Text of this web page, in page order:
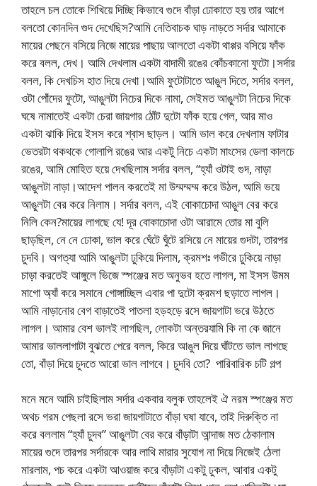
তাহলে চল তোকে শিখিয়ে দিচ্ছি কিভাবে গুদে বাঁড়া ঢোকাতে হয় তার আগে
বলতো কোনদিন গুদ দেখেছিস?আমি নেতিবাচক ঘাড় নাড়তে সর্দার আমাকে
মায়ের পেছনে বসিয়ে নিজে মায়ের পাছায় আলতো একটা থাপ্পর বসিয়ে ফাঁক
করে বলল, দেখ। আমি দেখলাম একটা বাদামী রঙের কোঁচকানো ফুটো।সর্দার
বলল, কি দেখচিস হাত দিয়ে দেখা।আমি ফুটোটাতে আঙুল দিতে, সর্দার বলল,
ওটা পোঁদের ফুটো, আঙুলটা নিচের দিকে নামা, সেইমত আঙুলটা নিচের দিকে
ঘষে নামাতেই একটা চেরা জায়গার ঠোঁট দুটো ফাঁক হয়ে গেল, আর মাও
একটা ঝাকি দিয়ে ইসস করে শ্বাস ছাড়ল। আমি ভাল করে দেখলাম ফাটার
ভেতরটা থকথকে গোলাপি রঙের আর একটু নিচে একটা মাংসের ডেলা কালচে
রঙের, আমি মোহিত হয়ে দেখছিলাম সর্দার বলল, “হ্যাঁ ওটাই গুদ, নাড়া
আঙুলটা নাড়া।আদেশ পালন করতেই মা উম্মম্মম্ম করে উঠল, আমি ভয়ে
আঙুলটা বের করে নিলাম। সর্দার বলল, এই বোকাচোদা আঙুল বের করে
নিলি কেন?মায়ের লাগছে যে! দূর বোকাচোদা ওটা আরামে তোর মা বুলি
ছাড়ছিল, নে নে ঢোকা, ভাল করে ঘেঁটে ঘুঁটে রসিয়ে নে মায়ের গুদটা, তারপর
চুদবি। অগত্যা আমি আঙুলটা ঢুকিয়ে দিলাম, ক্রমশঃ গভীরে ঢুকিয়ে নাড়া
চাড়া করতেই আঙ্গুলে ভিজে স্পঞ্জের মত অনুভব হতে লাগল, মা ইসস উমম
মাগো অ্যাঁ করে সমানে গোঙ্গাচ্ছিল এবার পা দুটো ক্রমশ ছড়াতে লাগল।
আমি নাড়ানোর বেগ বাড়াতেই পাতলা হড়হড়ে রসে জায়গাটা ভরে উঠতে
লাগল। আমার বেশ ভালই লাগছিল, লোকটা অন্তরযামি কি না কে জানে
আমার ভাললাগাটা বুঝতে পেরে বলল, কিরে আঙুল দিয়ে ঘাঁটতে ভাল লাগছে
তো, বাঁড়া দিয়ে চুদতে আরো ভাল লাগবে। চুদবি তো? পারিবারিক চটি গল্প
মনে মনে আমি চাইছিলাম সর্দার একবার বলুক তাহলেই ঐ নরম স্পঞ্জের মত
অথচ গরম পেছলা রসে ভরা জায়গাটাতে বাঁড়া ঘষা যাবে, তাই দিরুক্তি না
করে বললাম “হ্যাঁ চুদব” আঙুলটা বের করে বাঁড়াটা আন্দাজ মত ঠেকালাম
মায়ের গুদে তারপর সর্দারকে আর লাথি মারার সুযোগ না দিয়ে নিজেই ঠেলা
মারলাম, পচ করে একটা আওয়াজ করে বাঁড়াটা একটু ঢুকল, আবার একটু